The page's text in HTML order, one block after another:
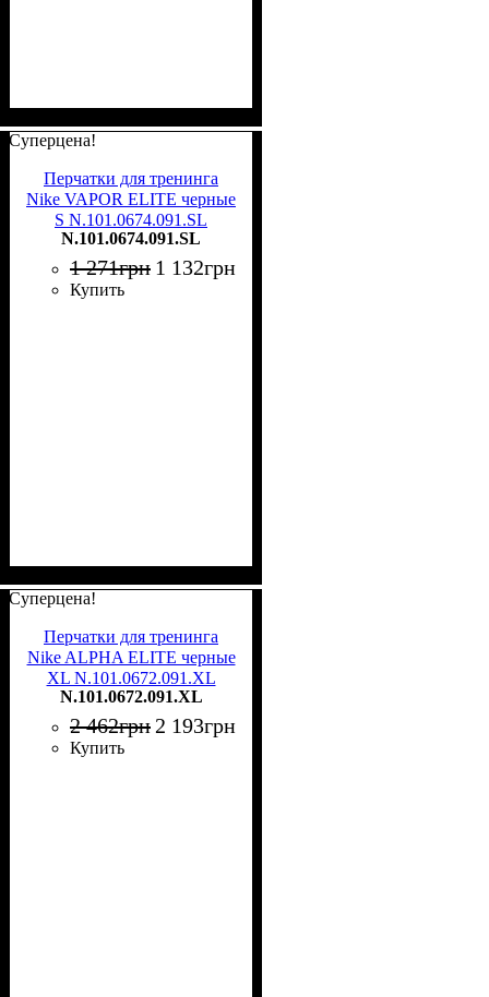
Суперцена!
Перчатки для тренинга
Nike VAPOR ELITE черные
S N.101.0674.091.SL
N.101.0674.091.SL
1 271грн 1 132грн
Купить
Суперцена!
Перчатки для тренинга
Nike ALPHA ELITE черные
XL N.101.0672.091.XL
N.101.0672.091.XL
2 462грн 2 193грн
Купить